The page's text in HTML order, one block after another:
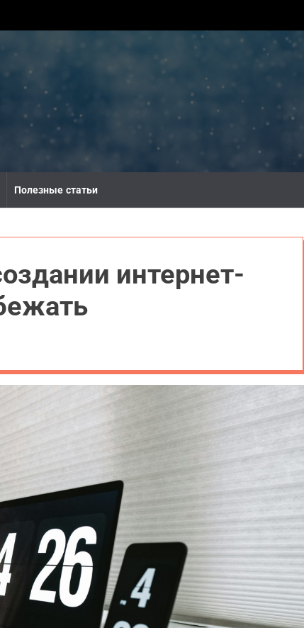
Полезные статьи
интернет-